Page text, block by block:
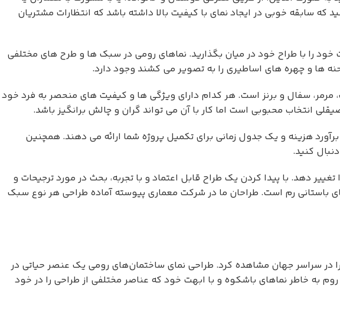
که سابقه خوبی در ایجاد نمای با کیفیت بالا داشته باشد که انتظارات مشتریان
را با طراح خود در میان بگذارید. نماهای رومی در سبک ها و طرح های مختلفی
ها و چهره های اساطیری را به تصویر می کشند وجود دارد.
سفال و برنز است. هر کدام دارای ویژگی ها و کیفیت های منحصر به فرد خود
انتخاب محبوبی است اما کار با آن می تواند گران و چالش برانگیز باشد.
هزینه و یک جدول زمانی برای تکمیل پروژه شما ارائه می دهند. همچنین
کنید.
دهد. با پیدا کردن یک طراح قابل اعتماد و با تجربه، بحث در مورد ترجیحات و
باستانی رم است. طراحان ما در شرکت معماری پیوسته آماده طراحی هر نوع سبک
را در سراسر جهان مشاهده کرد. طراحی نمای ساختمان‌های رومی یک عنصر حیاتی در
به خاطر نماهای باشکوه و با ابهت خود که عناصر مختلفی از طراحی را در خود